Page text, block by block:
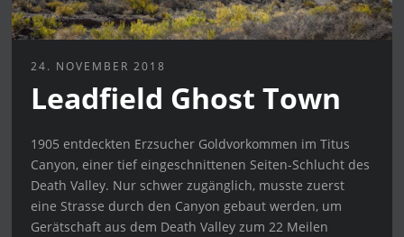
24. NOVEMBER 2018
Leadfield Ghost Town
1905 entdeckten Erzsucher Goldvorkommen im Titus
Canyon, einer tief eingeschnittenen Seiten-Schlucht des
Death Valley. Nur schwer zugänglich, musste zuerst
eine Strasse durch den Canyon gebaut werden, um
Gerätschaft aus dem Death Valley zum 22 Meilen